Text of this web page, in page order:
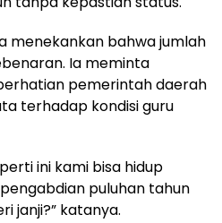
menekankan bahwa jumlah
Ia meminta
pemerintah daerah
terhadap kondisi guru
ini kami bisa hidup
puluhan tahun
janji?” katanya.